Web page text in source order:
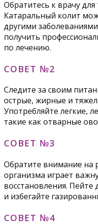
Обратитесь к врачу
Катаральный колит
другими
получить
по лечению.
СОВЕТ №2
Следите за своим
острые, жирные и
Употребляйте легкие,
такие как отварные
СОВЕТ №3
Обратите внимание на
организма играет
восстановления. Пейте
и избегайте
СОВЕТ №4